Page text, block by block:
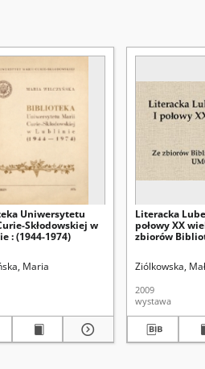
Olczakowa, Jadwiga
Główna Wojnarowicz, Stanisława
Uniwersytetu
Skłodowskiej w
: (1944-1974)
Maria
Literacka
połowy XX
zbiorów
Ziólkowska,
2009
wystawa